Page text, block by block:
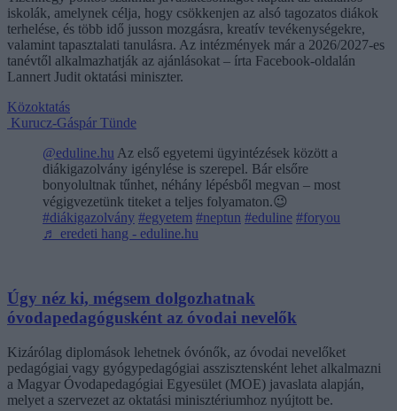
iskolák, amelynek célja, hogy csökkenjen az alsó tagozatos diákok
terhelése, és több idő jusson mozgásra, kreatív tevékenységekre,
valamint tapasztalati tanulásra. Az intézmények már a 2026/2027-es
tanévtől alkalmazhatják az ajánlásokat – írta Facebook-oldalán
Lannert Judit oktatási miniszter.
Közoktatás
Kurucz-Gáspár Tünde
@eduline.hu Az első egyetemi ügyintézések között a
diákigazolvány igénylése is szerepel. Bár elsőre
bonyolultnak tűnhet, néhány lépésből megvan – most
végigvezetünk titeket a teljes folyamaton.😉
#diákigazolvány #egyetem #neptun #eduline #foryou
♬ eredeti hang - eduline.hu
Úgy néz ki, mégsem dolgozhatnak
óvodapedagógusként az óvodai nevelők
Kizárólag diplomások lehetnek óvónők, az óvodai nevelőket
pedagógiai vagy gyógypedagógiai asszisztensként lehet alkalmazni
a Magyar Óvodapedagógiai Egyesület (MOE) javaslata alapján,
melyet a szervezet az oktatási minisztériumhoz nyújtott be.